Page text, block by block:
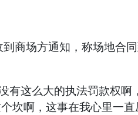
商场方通知，称场地合
这么大的执法罚款权啊
坎啊，这事在我心里一